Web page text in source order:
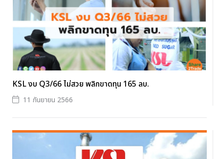
KSL งบ Q3/66 ไม่สวย พลิกขาดทุน 165 ลบ.
11 กันยายน 2566